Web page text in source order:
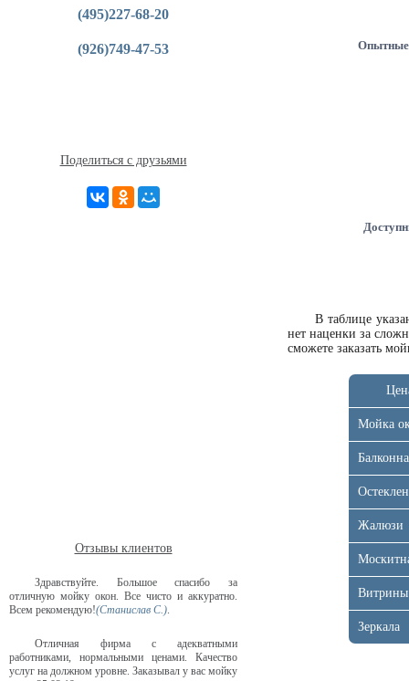
В таблице
нет наценки за
сможете заказать
Мойка
Жалюзи
Витрины
Зеркала
(495)227-68-20
(926)749-47-53
Поделиться с друзьями
Отзывы клиентов
Здравствуйте. Большое спасибо за
отличную мойку окон. Все чисто и аккуратно.
Всем рекомендую!(Станислав С.).
Отличная фирма с адекватными
работниками, нормальными ценами. Качество
услуг на должном уровне. Заказывал у вас мойку